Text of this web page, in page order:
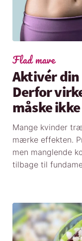
Flad mave
Aktivér
Derfor
måske
Mange kvinder
mærke effekten.
men manglende
tilbage til